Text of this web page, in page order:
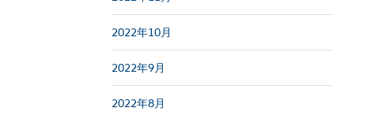
2022年10月
2022年9月
2022年8月